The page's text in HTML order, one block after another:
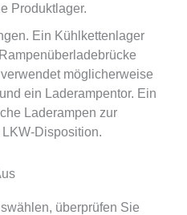
Produktlager.
Ein Kühlkettenlager
möglicherweise
ein Laderampentor. Ein
Laderampen zur
Disposition.
überprüfen Sie